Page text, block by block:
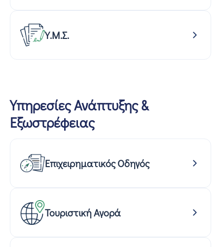
Υ.Μ.Σ.
Υπηρεσίες Ανάπτυξης &
Εξωστρέφειας
Επιχειρηματικός Οδηγός
Τουριστική Αγορά